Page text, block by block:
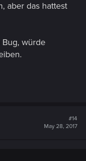
aber das hattest
würde
#14
May 28, 2017